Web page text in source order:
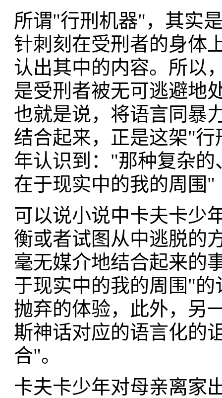
所谓"行刑机器"，其实
针刺刻在受刑者的身体
认出其中的内容。所以
是受刑者被无可逃避地
也就是说，将语言同暴
结合起来，正是这架"
年认识到："那种复杂
在于现实中的我的周围
可以说小说中卡夫卡少
衡或者试图从中逃脱的
毫无媒介地结合起来的
于现实中的我的周围"
抛弃的体验，此外，另
斯神话对应的语言化的
合"。
卡夫卡少年对母亲离家